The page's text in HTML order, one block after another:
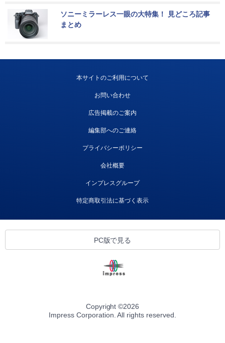
ソニーミラーレス一眼の大特集！ 見どころ記事
まとめ
本サイトのご利用について
お問い合わせ
広告掲載のご案内
編集部へのご連絡
プライバシーポリシー
会社概要
インプレスグループ
特定商取引法に基づく表示
PC版で見る
Copyright ©2026
Impress Corporation. All rights reserved.